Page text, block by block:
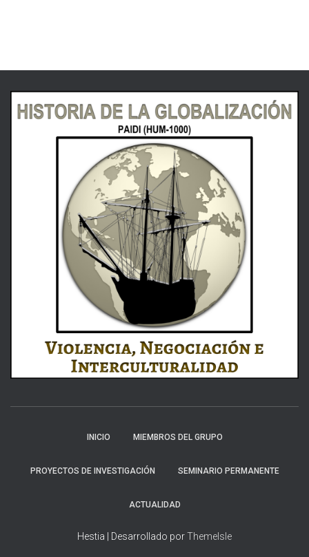
INICIO MIEMBROS DEL GRUPO
PROYECTOS DE INVESTIGACIÓN SEMINARIO PERMANENTE
ACTUALIDAD
Hestia | Desarrollado porThemeIsle